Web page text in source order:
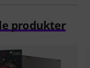
produkter